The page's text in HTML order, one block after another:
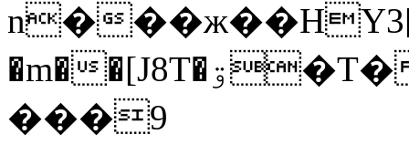
n�
�m��[J8T�ۊ�T��ޖ"����S�}U��U�
���9